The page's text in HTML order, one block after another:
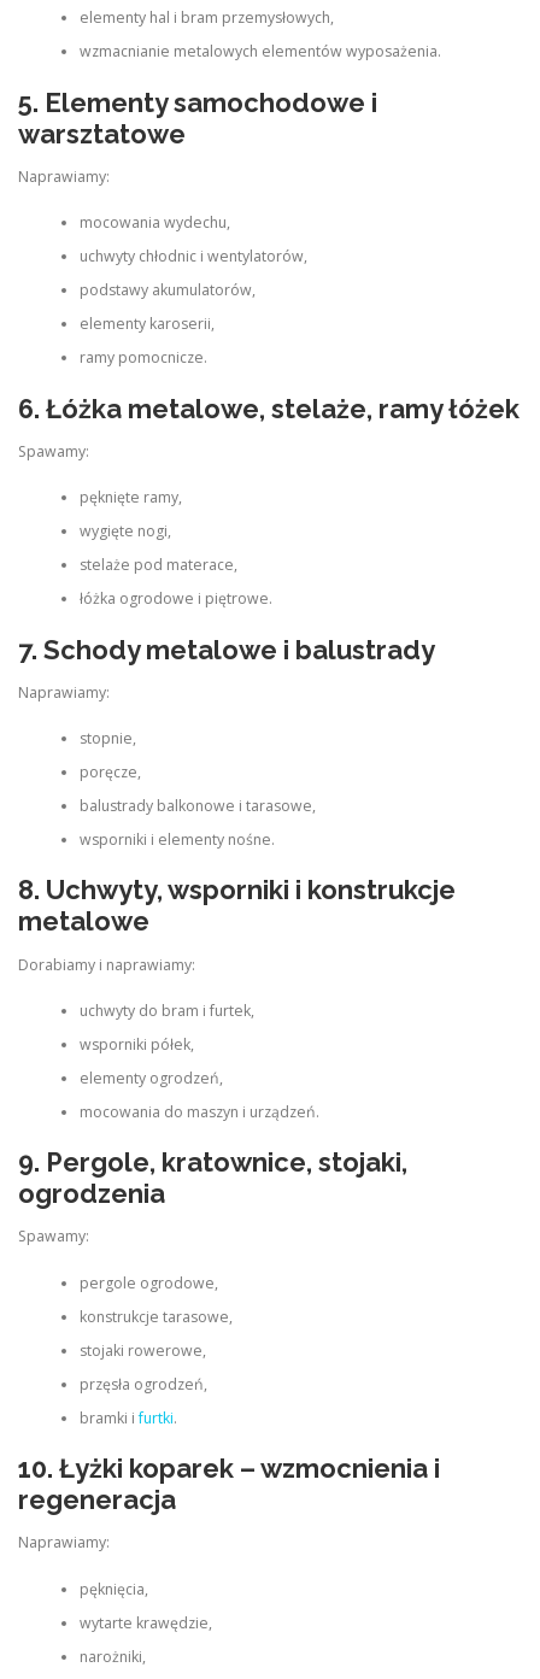
elementy hal i bram przemysłowych,
wzmacnianie metalowych elementów wyposażenia.
5. Elementy samochodowe i
warsztatowe
Naprawiamy:
mocowania wydechu,
uchwyty chłodnic i wentylatorów,
podstawy akumulatorów,
elementy karoserii,
ramy pomocnicze.
6. Łóżka metalowe, stelaże, ramy łóżek
Spawamy:
pęknięte ramy,
wygięte nogi,
stelaże pod materace,
łóżka ogrodowe i piętrowe.
7. Schody metalowe i balustrady
Naprawiamy:
stopnie,
poręcze,
balustrady balkonowe i tarasowe,
wsporniki i elementy nośne.
8. Uchwyty, wsporniki i konstrukcje
metalowe
Dorabiamy i naprawiamy:
uchwyty do bram i furtek,
wsporniki półek,
elementy ogrodzeń,
mocowania do maszyn i urządzeń.
9. Pergole, kratownice, stojaki,
ogrodzenia
Spawamy:
pergole ogrodowe,
konstrukcje tarasowe,
stojaki rowerowe,
przęsła ogrodzeń,
bramki ifurtki.
10. Łyżki koparek – wzmocnienia i
regeneracja
Naprawiamy:
pęknięcia,
wytarte krawędzie,
narożniki,